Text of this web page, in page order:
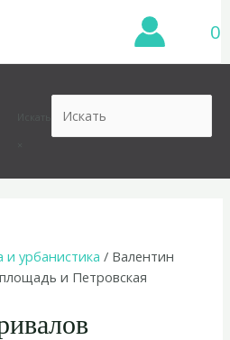
0
и урбанистика / Валентин
и Петровская